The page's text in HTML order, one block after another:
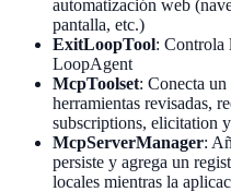
automatización web
pantalla, etc.)
ExitLoopTool: Controla
LoopAgent
McpToolset: Conecta
herramientas revisadas,
subscriptions, elicitation
McpServerManager:
persiste y agrega un
locales mientras la